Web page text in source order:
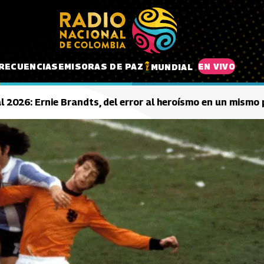
EMISORAS DE PAZ MUNDIAL EN VIVO
2026: Ernie Brandts, del error al heroísmo en un